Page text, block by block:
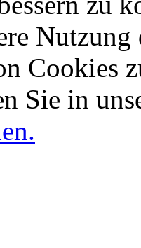
Nutzung
Cookies
Sie in